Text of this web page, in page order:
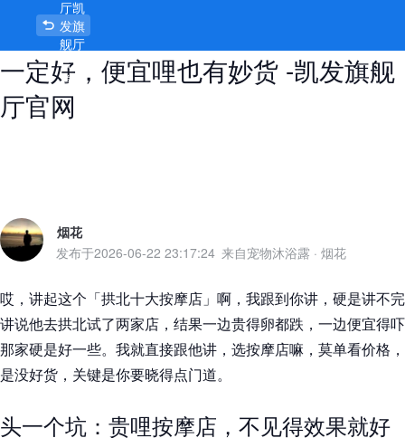
拱北十大按摩店，真相是啥？贵哩不
一定好，便宜哩也有妙货 -凯发旗舰
厅官网
厅凯
发旗
舰厅
官网
首页
烟花
发布于2026-06-22 23:17:24 来自宠物沐浴露 · 烟花
哎，讲起这个「拱北十大按摩店」啊，我跟到你讲，硬是讲不
讲说他去拱北试了两家店，结果一边贵得卵都跌，一边便宜得
那家硬是好一些。我就直接跟他讲，选按摩店嘛，莫单看价格
是没好货，关键是你要晓得点门道。
头一个坑：贵哩按摩店，不见得效果就好